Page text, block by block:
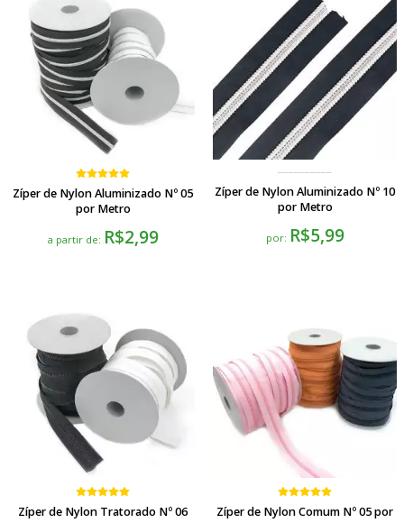
Zíper de Nylon Aluminizado Nº 05
por Metro
a partir de: R$2,99
Zíper de Nylon Aluminizado Nº 10
por Metro
por: R$5,99
Zíper de Nylon Tratorado Nº 06
Zíper de Nylon Comum Nº 05 por